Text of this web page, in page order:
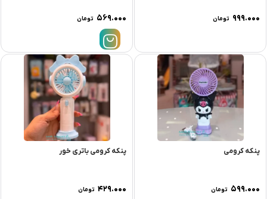
۹۹۹.۰۰۰ تومان ۵۶۹.۰۰۰ تومان
پنکه کرومی
۵۹۹.۰۰۰ تومان
پنکه کرومی باتری خور
۴۲۹.۰۰۰ تومان